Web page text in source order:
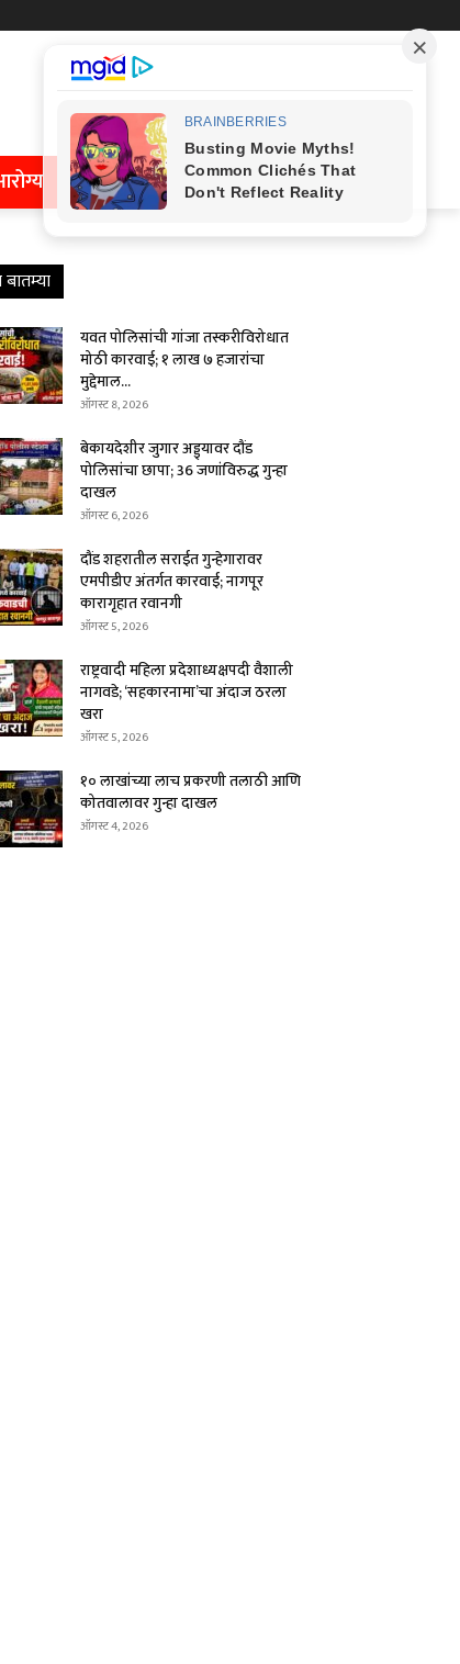
बातम्या
यवत पोलिसांची गांजा तस्करीविरोधात
मोठी कारवाई; १ लाख ७ हजारांचा
मुद्देमाल...
ऑगस्ट 8, 2026
बेकायदेशीर जुगार अड्ड्यावर दौंड
पोलिसांचा छापा; 36 जणांविरुद्ध गुन्हा
दाखल
ऑगस्ट 6, 2026
दौंड शहरातील सराईत गुन्हेगारावर
एमपीडीए अंतर्गत कारवाई; नागपूर
कारागृहात रवानगी
ऑगस्ट 5, 2026
राष्ट्रवादी महिला प्रदेशाध्यक्षपदी वैशाली
नागवडे; ‘सहकारनामा’चा अंदाज ठरला
खरा
ऑगस्ट 5, 2026
१० लाखांच्या लाच प्रकरणी तलाठी आणि
कोतवालावर गुन्हा दाखल
ऑगस्ट 4, 2026